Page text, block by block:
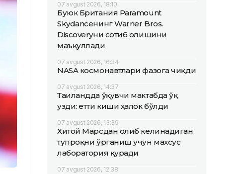
07 avgust 2026, 18:10
Буюк Британия Paramount
Skydanceнинг Warner Bros.
Discoveryни сотиб олишини
маъқуллади
07 avgust 2026, 16:34
NASA космонавтлари фазога чиқди
07 avgust 2026, 14:37
Таиландда ўқувчи мактабда ўқ
узди: етти киши ҳалок бўлди
07 avgust 2026, 13:39
Хитой Марсдан олиб келинадиган
тупроқни ўрганиш учун махсус
лаборатория қуради
07 avgust 2026, 12:38